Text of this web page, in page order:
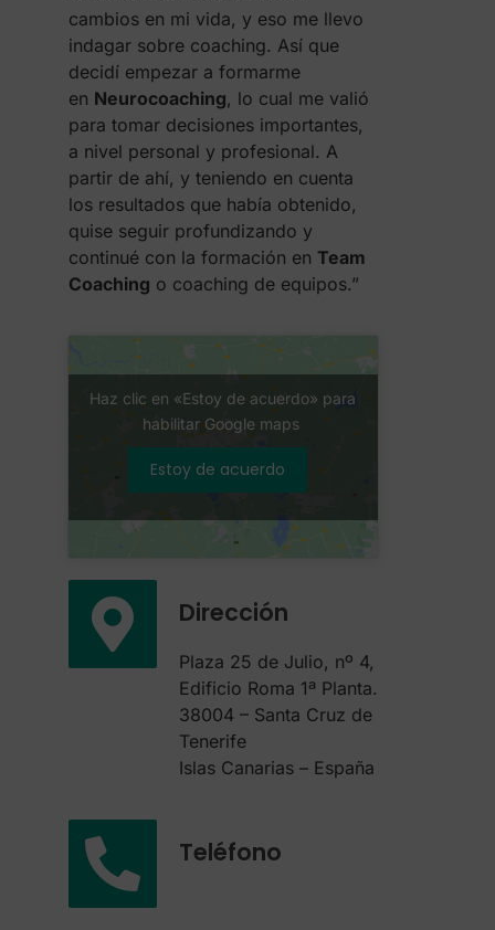
cambios en mi vida, y eso me llevo
indagar sobre coaching. Así que
decidí empezar a formarme
en Neurocoaching, lo cual me valió
para tomar decisiones importantes,
a nivel personal y profesional. A
partir de ahí, y teniendo en cuenta
los resultados que había obtenido,
quise seguir profundizando y
continué con la formación en Team
Coaching o coaching de equipos.”
Haz clic en «Estoy de acuerdo» para
habilitar Google maps
Estoy de acuerdo
Dirección
Plaza 25 de Julio, nº 4,
Edificio Roma 1ª Planta.
38004 – Santa Cruz de
Tenerife
Islas Canarias – España
Teléfono